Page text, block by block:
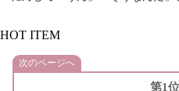
HOT ITEM
次のページへ
第1